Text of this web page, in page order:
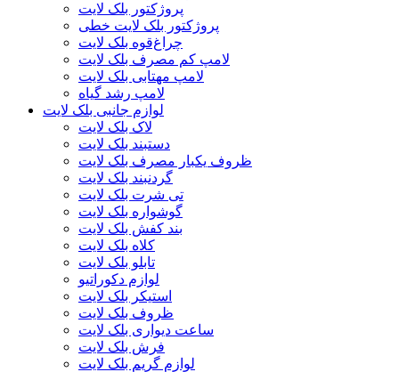
پروژکتور بلک لایت
پروژکتور بلک لایت خطی
چراغ‌قوه بلک لایت
لامپ کم مصرف بلک لایت
لامپ مهتابی بلک لایت
لامپ رشد گیاه
لوازم جانبی بلک لایت
لاک بلک لایت
دستبند بلک لایت
ظروف یکبار مصرف بلک لایت
گردنبند بلک لایت
تی شرت بلک لایت
گوشواره بلک لایت
بند کفش بلک لایت
کلاه بلک لایت
تابلو بلک لایت
لوازم دکوراتیو
استیکر بلک لایت
ظروف بلک لایت
ساعت دیواری بلک لایت
فرش بلک لایت
لوازم گریم بلک لایت